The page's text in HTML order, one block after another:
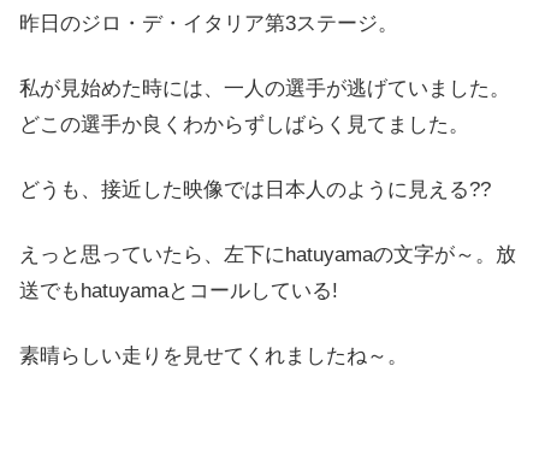
昨日のジロ・デ・イタリア第3ステージ。
私が見始めた時には、一人の選手が逃げていました。
どこの選手か良くわからずしばらく見てました。
どうも、接近した映像では日本人のように見える??
えっと思っていたら、左下にhatuyamaの文字が～。放
送でもhatuyamaとコールしている!
素晴らしい走りを見せてくれましたね～。